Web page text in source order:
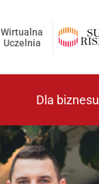
Wirtualna
Uczelnia
Dla biznesu